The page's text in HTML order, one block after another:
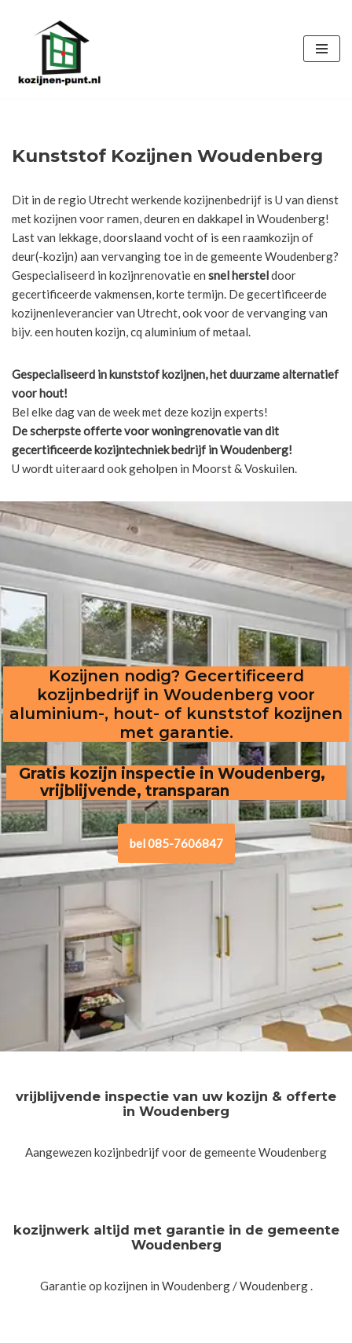
de
Kunststof Kozijnen Woudenberg
Dit in de regio Utrecht werkende kozijnenbedrijf is U van dienst
met kozijnen voor ramen, deuren en dakkapel in Woudenberg!
Last van lekkage, doorslaand vocht of is een raamkozijn of
deur(-kozijn) aan vervanging toe in de gemeente Woudenberg?
Gespecialiseerd in kozijnrenovatie en snel hersteldoor
gecertificeerde vakmensen, korte termijn. De gecertificeerde
kozijnenleverancier van Utrecht, ook voor de vervanging van
bijv. een houten kozijn, cq aluminium of metaal.
Gespecialiseerd in kunststof kozijnen, het duurzame alternatief
voor hout!
Bel elke dag van de week met deze kozijn experts!
De scherpsteofferte voor woningrenovatie van dit
gecertificeerde kozijntechniek bedrijf in Woudenberg!
U wordt uiteraard ook geholpen in Moorst & Voskuilen.
Kozijnen nodig? Gecertificeerd
kozijnbedrijf in Woudenberg voor
aluminium-, hout- of kunststof kozijnen
met garantie.
Gratis kozijn inspectie in Woudenberg,
vrijblijvende, transparante offerte
bel 085-7606847
vrijblijvende inspectie van uw kozijn & offerte
in Woudenberg
Aangewezen kozijnbedrijf voor de gemeente Woudenberg
kozijnwerk altijd met garantie in de gemeente
Woudenberg
Garantie op kozijnen in Woudenberg / Woudenberg .